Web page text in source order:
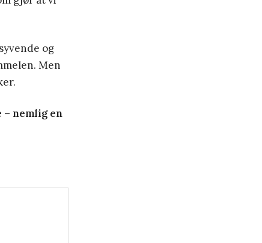
og
Men
nemlig en